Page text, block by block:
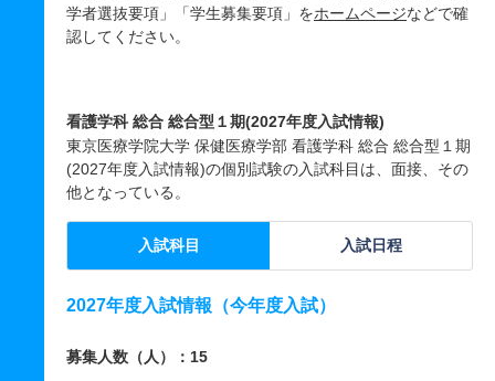
学者選抜要項」「学生募集要項」をホームページなどで確
認してください。
看護学科 総合 総合型１期(2027年度入試情報)
東京医療学院大学 保健医療学部 看護学科 総合 総合型１期
(2027年度入試情報)の個別試験の入試科目は、面接、その
他となっている。
入試科目 入試日程
2027年度入試情報（今年度入試）
募集人数（人）：15